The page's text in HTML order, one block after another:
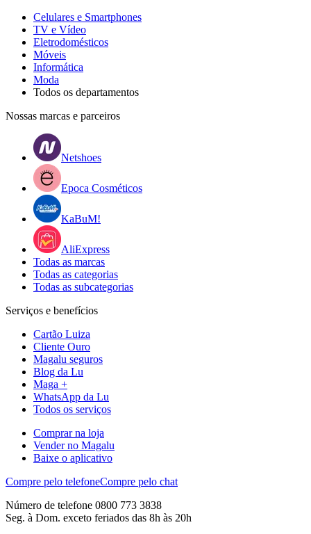
Celulares e Smartphones
TV e Vídeo
Eletrodomésticos
Móveis
Informática
Moda
Todos os departamentos
Nossas marcas e parceiros
Netshoes
Epoca Cosméticos
KaBuM!
AliExpress
Todas as marcas
Todas as categorias
Todas as subcategorias
Serviços e benefícios
Cartão Luiza
Cliente Ouro
Magalu seguros
Blog da Lu
Maga +
WhatsApp da Lu
Todos os serviços
Comprar na loja
Vender no Magalu
Baixe o aplicativo
Compre pelo telefoneCompre pelo chat
Número de telefone 0800 773 3838
Seg. à Dom. exceto feriados das 8h às 20h